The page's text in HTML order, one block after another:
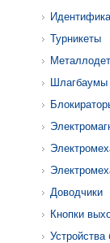
Турникеты
Шлагбаумы
Доводчики
Кнопки
Устройства